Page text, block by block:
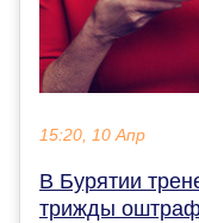
15:20, 10 Апр
В Бурятии
трижды